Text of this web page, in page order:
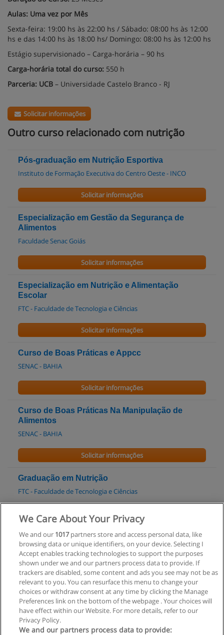
Aulas: Uma vez por Mês
Sexta-feira: 19:00 hs às 22:00 hs / Sábado: 08:00 hs às 12:00
hs e das 14:00 hs às 18:00 hs/ Domingo: 08:00 hs às 12:00 hs
Estágio supervisionado – Carga-horária – 90 hs
Carga-horária total do curso: 550 h
Parceria: UCB – Universidade Castelo Branco - RJ
Solicitar informações
Outro curso relacionado com nutrição
Pós-graduação em Nutrição Esportiva
Instituto de Formação Executiva do Centro Oeste - INCO
Solicitar informações
Especialização em Gestão da Segurança de
Alimentos
Faculdade Senac Goiás
Solicitar informações
Especialização em Nutrição e Alimentação
Escolar
FTC - Faculdade de Tecnologia e Ciências
Solicitar informações
Curso de Boas Práticas e Appcc
SENAC - BAHIA
Solicitar informações
Curso de Boas Práticas Na Manipulação de
Alimentos
SENAC - BAHIA
Solicitar informações
Graduação em Nutrição
FTC - Faculdade de Tecnologia e Ciências
Solicitar informações
Graduação em Nutrição
FacDelta - Faculdade Delta
Solicitar informações
Regras de uso
We Care About Your Privacy
We and our 1017partners store and access personal data, like
browsing data or unique identifiers, on your device. Selecting I
Accept enables tracking technologies to support the purposes
shown under we and our partners process data to provide. If
trackers are disabled, some content and ads you see may not be as
relevant to you. You can resurface this menu to change your
choices or withdraw consent at any time by clicking the Manage
Preferences link on the bottom of the webpage . Your choices will
have effect within our Website. For more details, refer to our
Privacy Policy.
We and our partners process data to provide: